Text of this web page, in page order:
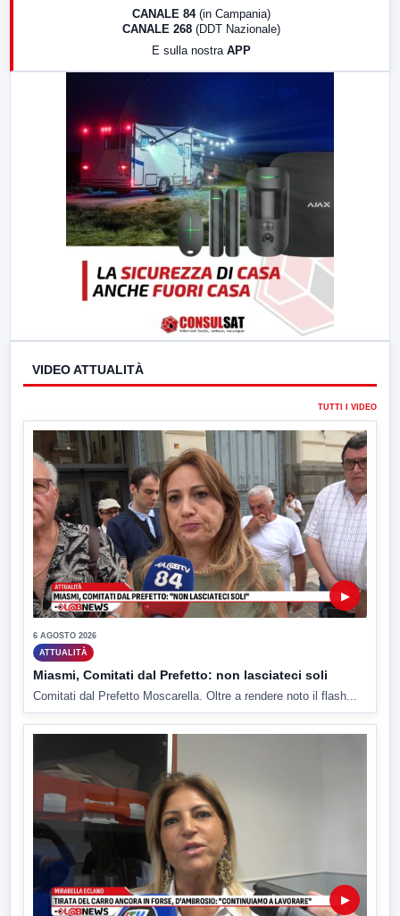
CANALE 84 (in Campania)
CANALE 268 (DDT Nazionale)
E sulla nostra APP
VIDEO ATTUALITÀ
TUTTI I VIDEO
▶
6 AGOSTO 2026
ATTUALITÀ
Miasmi, Comitati dal Prefetto: non lasciateci soli
Comitati dal Prefetto Moscarella. Oltre a rendere noto il flash...
▶